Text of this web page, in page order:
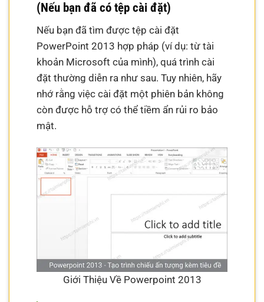
(Nếu bạn đã có tệp cài đặt)
Nếu bạn đã tìm được tệp cài đặt
PowerPoint 2013 hợp pháp (ví dụ: từ tài
khoản Microsoft của mình), quá trình cài
đặt thường diễn ra như sau. Tuy nhiên, hãy
nhớ rằng việc cài đặt một phiên bản không
còn được hỗ trợ có thể tiềm ẩn rủi ro bảo
mật.
Giới Thiệu Về Powerpoint 2013